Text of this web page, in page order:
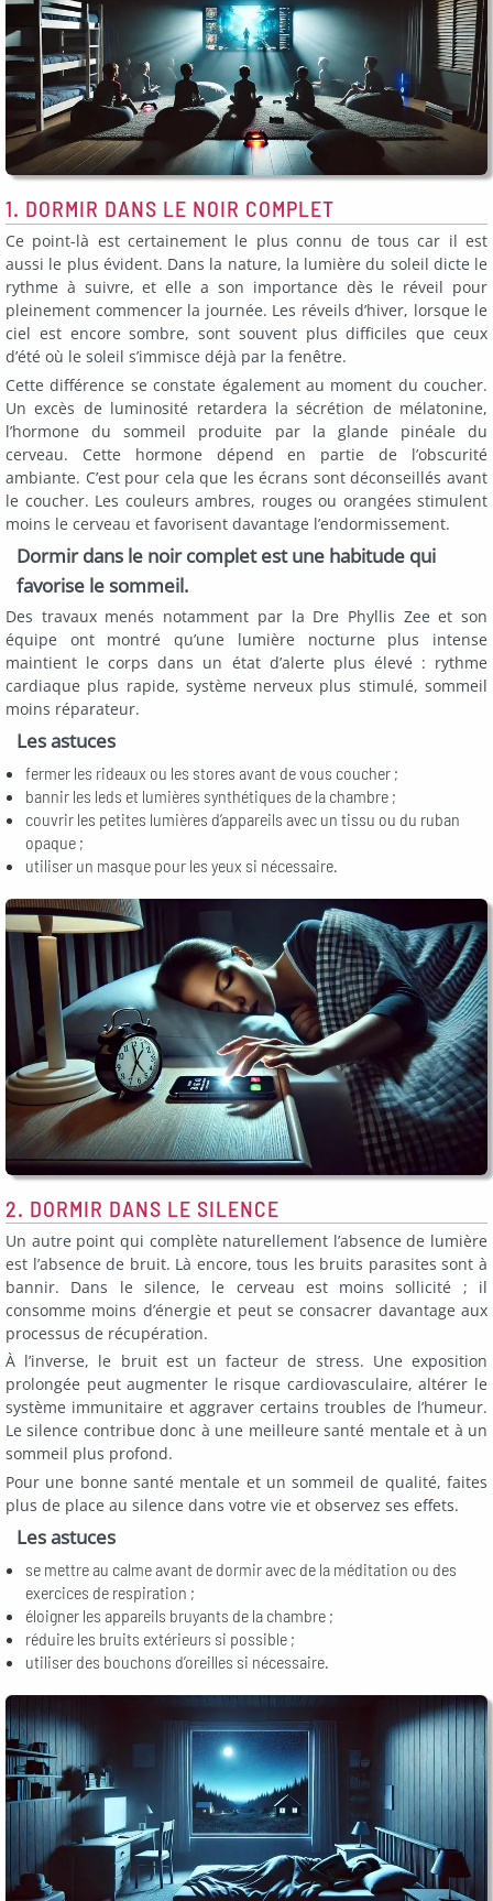
1. DORMIR DANS LE NOIR COMPLET
Ce point-là est certainement le plus connu de tous car il est
aussi le plus évident. Dans la nature, la lumière du soleil dicte le
rythme à suivre, et elle a son importance dès le réveil pour
pleinement commencer la journée. Les réveils d’hiver, lorsque le
ciel est encore sombre, sont souvent plus difficiles que ceux
d’été où le soleil s’immisce déjà par la fenêtre.
Cette différence se constate également au moment du coucher.
Un excès de luminosité retardera la sécrétion de mélatonine,
l’hormone du sommeil produite par la glande pinéale du
cerveau. Cette hormone dépend en partie de l’obscurité
ambiante. C’est pour cela que les écrans sont déconseillés avant
le coucher. Les couleurs ambres, rouges ou orangées stimulent
moins le cerveau et favorisent davantage l’endormissement.
Dormir dans le noir complet est une habitude qui
favorise le sommeil.
Des travaux menés notamment par la Dre Phyllis Zee et son
équipe ont montré qu’une lumière nocturne plus intense
maintient le corps dans un état d’alerte plus élevé : rythme
cardiaque plus rapide, système nerveux plus stimulé, sommeil
moins réparateur.
Les astuces
fermer les rideaux ou les stores avant de vous coucher ;
bannir les leds et lumières synthétiques de la chambre ;
couvrir les petites lumières d’appareils avec un tissu ou du ruban
opaque ;
utiliser un masque pour les yeux si nécessaire.
2. DORMIR DANS LE SILENCE
Un autre point qui complète naturellement l’absence de lumière
est l’absence de bruit. Là encore, tous les bruits parasites sont à
bannir. Dans le silence, le cerveau est moins sollicité ; il
consomme moins d’énergie et peut se consacrer davantage aux
processus de récupération.
À l’inverse, le bruit est un facteur de stress. Une exposition
prolongée peut augmenter le risque cardiovasculaire, altérer le
système immunitaire et aggraver certains troubles de l’humeur.
Le silence contribue donc à une meilleure santé mentale et à un
sommeil plus profond.
Pour une bonne santé mentale et un sommeil de qualité, faites
plus de place au silence dans votre vie et observez ses effets.
Les astuces
se mettre au calme avant de dormir avec de la méditation ou des
exercices de respiration ;
éloigner les appareils bruyants de la chambre ;
réduire les bruits extérieurs si possible ;
utiliser des bouchons d’oreilles si nécessaire.